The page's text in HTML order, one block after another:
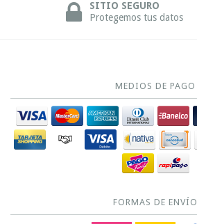
SITIO SEGURO
Protegemos tus datos
MEDIOS DE PAGO
FORMAS DE ENVÍO